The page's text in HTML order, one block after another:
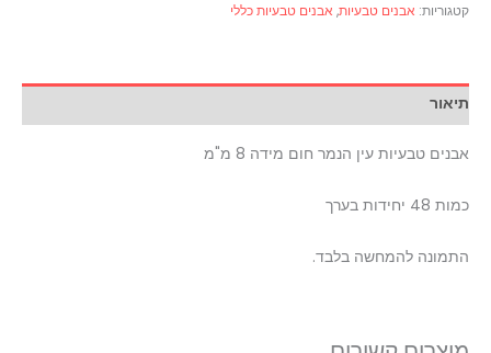
קטגוריות: אבנים טבעיות, אבנים טבעיות כללי
תיאור
אבנים טבעיות עין הנמר חום מידה 8 מ"מ
כמות 48 יחידות בערך
התמונה להמחשה בלבד.